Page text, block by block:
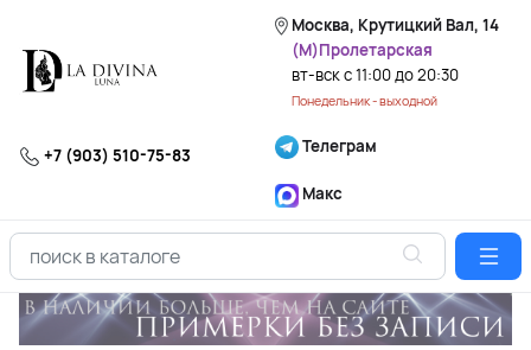
Москва, Крутицкий Вал, 14
(М)Пролетарская
вт-вск с 11:00 до 20:30
Понедельник - выходной
+7 (903) 510-75-83 Телеграм
Макс